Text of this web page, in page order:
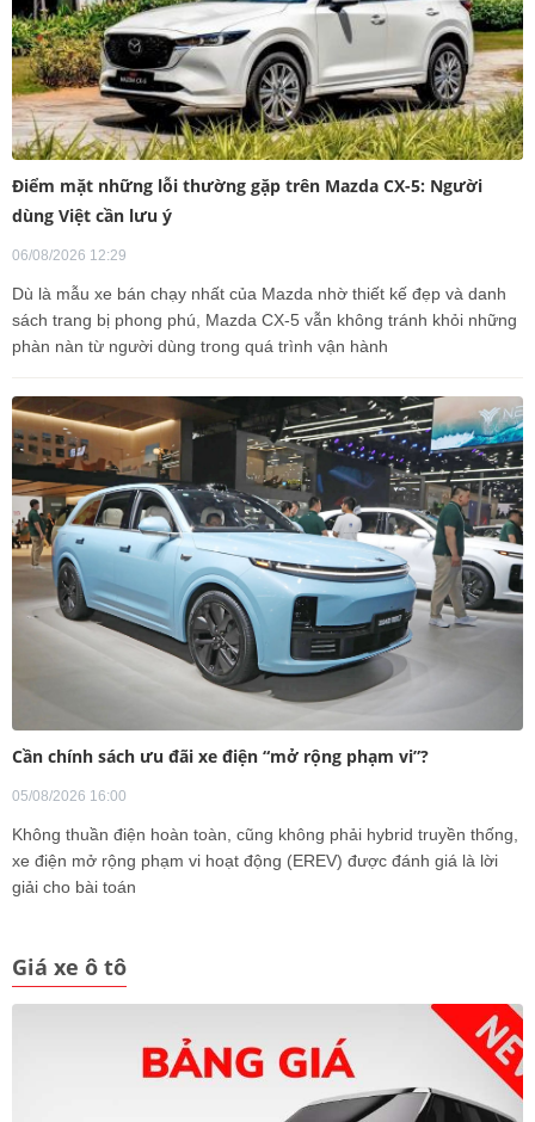
Điểm mặt những lỗi thường gặp trên Mazda CX-5: Người
dùng Việt cần lưu ý
06/08/2026 12:29
Dù là mẫu xe bán chạy nhất của Mazda nhờ thiết kế đẹp và danh
sách trang bị phong phú, Mazda CX-5 vẫn không tránh khỏi những
phàn nàn từ người dùng trong quá trình vận hành
Cần chính sách ưu đãi xe điện “mở rộng phạm vi”?
05/08/2026 16:00
Không thuần điện hoàn toàn, cũng không phải hybrid truyền thống,
xe điện mở rộng phạm vi hoạt động (EREV) được đánh giá là lời
giải cho bài toán
Giá xe ô tô